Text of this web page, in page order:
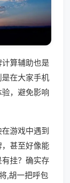
算辅助也是
在大家手机
，避免影响
游戏中遇到
甚至好像能
挂？确实存
,胡一把呼包